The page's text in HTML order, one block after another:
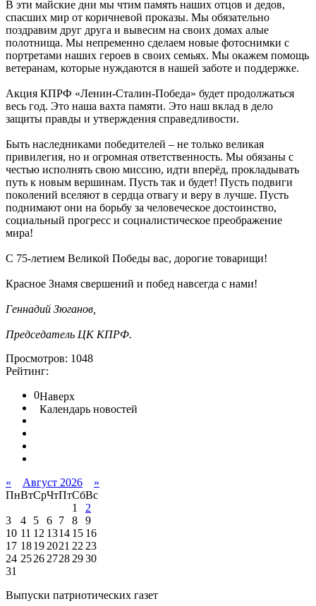
В эти майские дни мы чтим память наших отцов и дедов,
спасших мир от коричневой проказы. Мы обязательно
поздравим друг друга и вывесим на своих домах алые
полотнища. Мы непременно сделаем новые фотоснимки с
портретами наших героев в своих семьях. Мы окажем помощь
ветеранам, которые нуждаются в нашей заботе и поддержке.
Акция КПРФ «Ленин-Сталин-Победа» будет продолжаться
весь год. Это наша вахта памяти. Это наш вклад в дело
защиты правды и утверждения справедливости.
Быть наследниками победителей – не только великая
привилегия, но и огромная ответственность. Мы обязаны с
честью исполнять свою миссию, идти вперёд, прокладывать
путь к новым вершинам. Пусть так и будет! Пусть подвиги
поколений вселяют в сердца отвагу и веру в лучше. Пусть
поднимают они на борьбу за человеческое достоинство,
социальный прогресс и социалистическое преображение
мира!
С 75-летием Великой Победы вас, дорогие товарищи!
Красное Знамя свершений и побед навсегда с нами!
Геннадий Зюганов,
Председатель ЦК КПРФ.
Просмотров: 1048
Рейтинг:
0Наверх
Календарь новостей
« Август 2026
»
ПнВтСрЧтПтСбВс
1
2
3
4 5 6 7 8
9
10 11 12 1314 15 16
17 18192021 2223
24 252627282930
31
Выпуски патриотических газет